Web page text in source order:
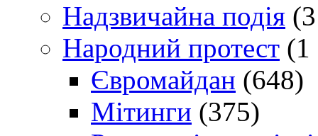
Надзвичайна подія
Народний протест (1
Євромайдан (648)
Мітинги (375)